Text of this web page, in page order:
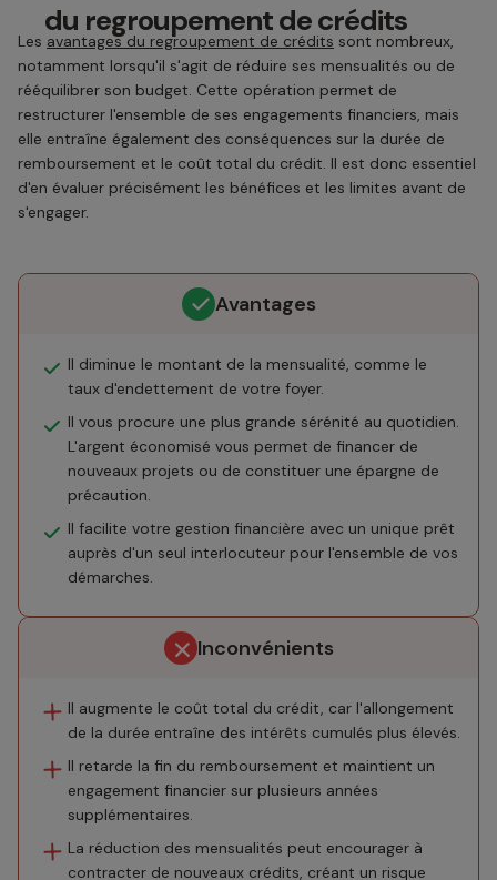
du regroupement de crédits
Les avantages du regroupement de crédits sont nombreux,
notamment lorsqu'il s'agit de réduire ses mensualités ou de
rééquilibrer son budget. Cette opération permet de
restructurer l'ensemble de ses engagements financiers, mais
elle entraîne également des conséquences sur la durée de
remboursement et le coût total du crédit. Il est donc essentiel
d'en évaluer précisément les bénéfices et les limites avant de
s'engager.
Avantages
Il diminue le montant de la mensualité, comme le
taux d'endettement de votre foyer.
Il vous procure une plus grande sérénité au quotidien.
L'argent économisé vous permet de financer de
nouveaux projets ou de constituer une épargne de
précaution.
Il facilite votre gestion financière avec un unique prêt
auprès d'un seul interlocuteur pour l'ensemble de vos
démarches.
Inconvénients
Il augmente le coût total du crédit, car l'allongement
de la durée entraîne des intérêts cumulés plus élevés.
Il retarde la fin du remboursement et maintient un
engagement financier sur plusieurs années
supplémentaires.
La réduction des mensualités peut encourager à
contracter de nouveaux crédits, créant un risque